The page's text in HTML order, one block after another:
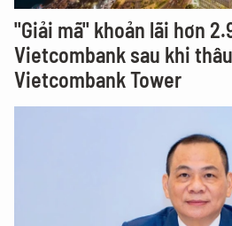
"Giải mã" khoản lãi hơn
Vietcombank sau khi
Vietcombank Tower